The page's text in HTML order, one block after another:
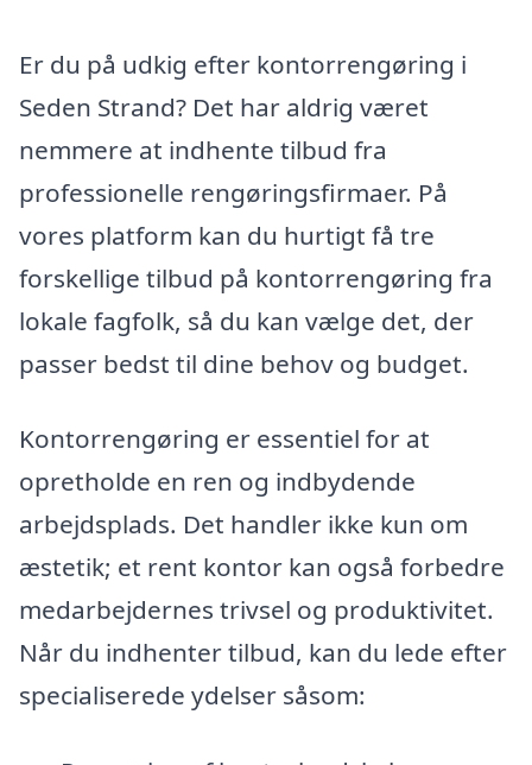
Er du på udkig efter kontorrengøring i
Seden Strand? Det har aldrig været
nemmere at indhente tilbud fra
professionelle rengøringsfirmaer. På
vores platform kan du hurtigt få tre
forskellige tilbud på kontorrengøring fra
lokale fagfolk, så du kan vælge det, der
passer bedst til dine behov og budget.
Kontorrengøring er essentiel for at
opretholde en ren og indbydende
arbejdsplads. Det handler ikke kun om
æstetik; et rent kontor kan også forbedre
medarbejdernes trivsel og produktivitet.
Når du indhenter tilbud, kan du lede efter
specialiserede ydelser såsom: